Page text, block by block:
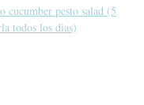
cucumber pesto salad (5
todos los dias)